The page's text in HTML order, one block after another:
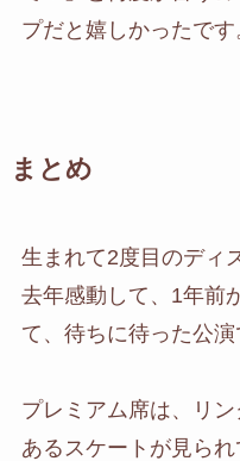
プだと嬉しかったです
まとめ
生まれて2度目のディ
去年感動して、1年前
て、待ちに待った公演
プレミアム席は、リ
あるスケートが見ら